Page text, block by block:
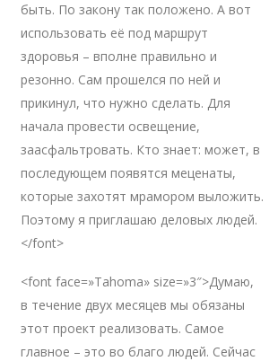
быть. По закону так положено. А вот
использовать её под маршрут
здоровья – вполне правильно и
резонно. Сам прошелся по ней и
прикинул, что нужно сделать. Для
начала провести освещение,
заасфальтровать. Кто знает: может, в
последующем появятся меценаты,
которые захотят мрамором выложить.
Поэтому я приглашаю деловых людей.
</font>
<font face=»Tahoma» size=»3″>Думаю,
в течение двух месяцев мы обязаны
этот проект реализовать. Самое
главное – это во благо людей. Сейчас